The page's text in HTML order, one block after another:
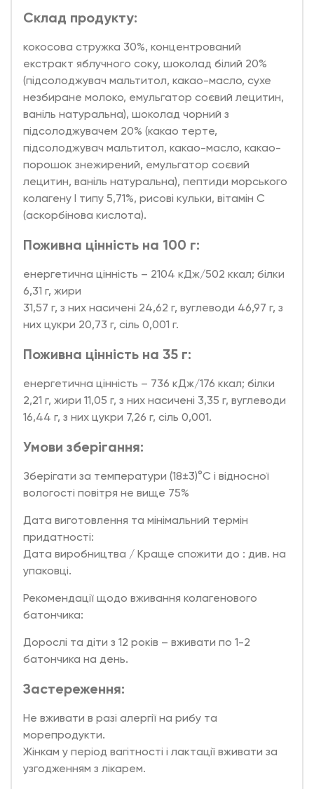
Склад продукту:
кокосова стружка 30%, концентрований
екстракт яблучного соку, шоколад білий 20%
(підсолоджувач мальтитол, какао-масло, сухе
незбиране молоко, емульгатор соєвий лецитин,
ваніль натуральна), шоколад чорний з
підсолоджувачем 20% (какао терте,
підсолоджувач мальтитол, какао-масло, какао-
порошок знежирений, емульгатор соєвий
лецитин, ваніль натуральна), пептиди морського
колагену I типу 5,71%, рисові кульки, вітамін С
(аскорбінова кислота).
Поживна цінність на 100 г:
енергетична цінність – 2104 кДж/502 ккал; білки
6,31 г, жири
31,57 г, з них насичені 24,62 г, вуглеводи 46,97 г, з
них цукри 20,73 г, ciль 0,001 г.
Поживна цінність на 35 г:
енергетична цінність – 736 кДж/176 ккал; білки
2,21 г, жири 11,05 г, з них насичені 3,35 г, вуглеводи
16,44 г, з них цукри 7,26 г, ciль 0,001.
Умови зберігання:
Зберігати за температури (18±3)°C і відносної
вологості повітря не вище 75%
Дата виготовлення та мінімальний термін
придатності:
Дата виробництва / Краще спожити до : див. на
упаковці.
Рекомендації щодо вживання колагенового
батончика:
Дорослі та діти з 12 років – вживати по 1-2
батончика на день.
Застереження:
Не вживати в разі алергії на рибу та
морепродукти.
Жінкам у період вагітності і лактації вживати за
узгодженням з лікарем.